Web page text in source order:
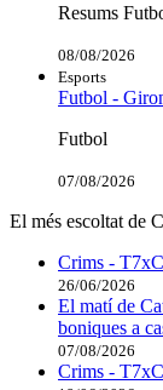
Resums
08/08/2026
Esports
Futbol -
Futbol
07/08/2026
El més escoltat de
Crims -
26/06/2026
El matí de
boniques a
07/08/2026
Crims -